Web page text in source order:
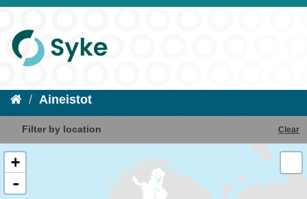
Aineistot
Filter by location Clear
+
-